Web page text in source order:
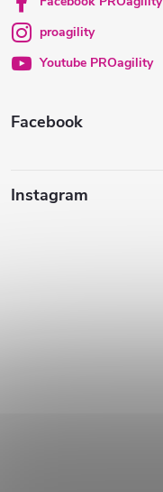
Facebook
Instagram
proagility
Youtube PROagility